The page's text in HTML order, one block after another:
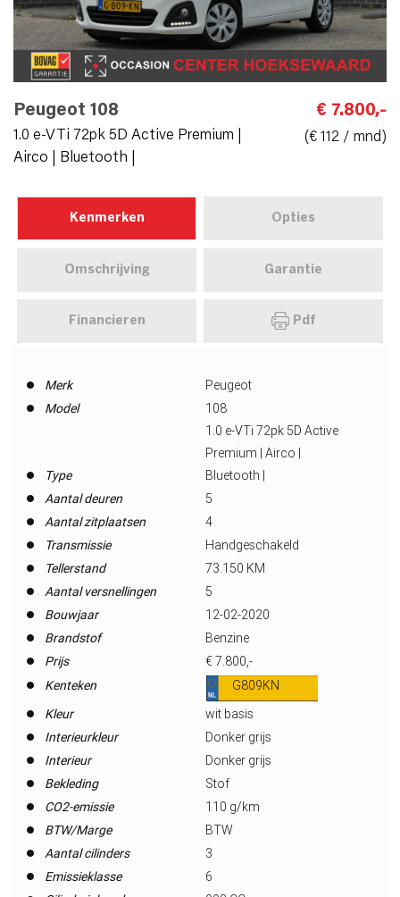
Peugeot 108
1.0 e-VTi 72pk 5D Active Premium |
Airco | Bluetooth |
€ 7.800,-
(€ 112 / mnd)
Kenmerken Opties
Omschrijving Garantie
Financieren Pdf
Merk
Peugeot
Model
108
Type
1.0 e-VTi 72pk 5D Active
Premium | Airco |
Bluetooth |
Aantal deuren
5
Aantal zitplaatsen
4
Transmissie
Handgeschakeld
Tellerstand
73.150 KM
Aantal versnellingen
5
Bouwjaar
12-02-2020
Brandstof
Benzine
Prijs
€ 7.800,-
Kenteken
G809KN
Kleur
wit basis
Interieurkleur
Donker grijs
Interieur
Donker grijs
Bekleding
Stof
CO2-emissie
110 g/km
BTW/Marge
BTW
Aantal cilinders
3
Emissieklasse
6